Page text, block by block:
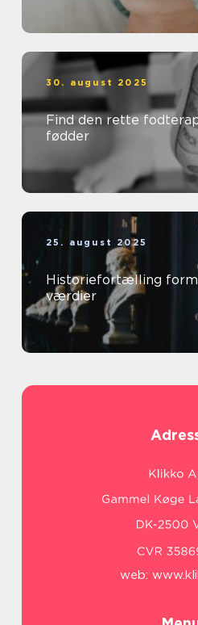
30. august 2025
Find den rette
fødder
25. august 2025
Historiefortælling
værdier
web: